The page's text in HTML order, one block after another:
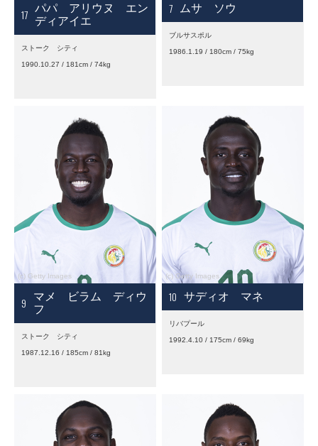
17 パパ アリウヌ エン
ディアイエ
ストーク シティ
1990.10.27 / 181cm / 74kg
7 ムサ ソウ
ブルサスポル
1986.1.19 / 180cm / 75kg
9
マメ ビラム ディウ
フ
ストーク シティ
1987.12.16 / 185cm / 81kg
10 サディオ マネ
リバプール
1992.4.10 / 175cm / 69kg